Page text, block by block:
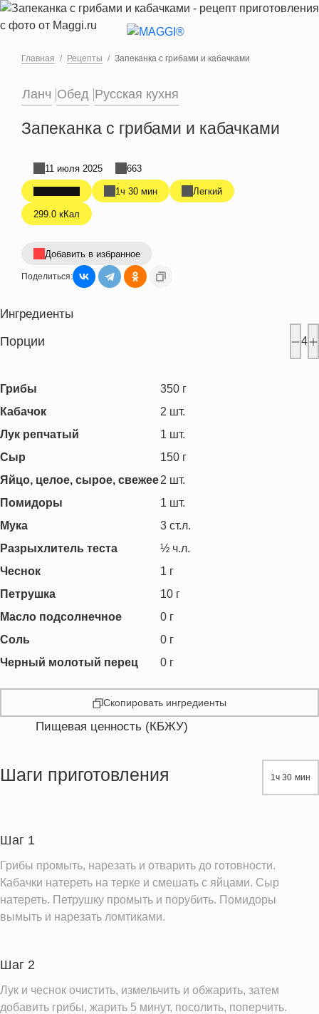
Перейти к основному содержанию
Главная Рецепты Запеканка с грибами и кабачками
Ланч Обед Русская кухня
Запеканка с грибами и кабачками
1ч 30 мин Легкий
299.0 кКал
11 июля 2025 663
Добавить в избранное
Поделиться:
Ингредиенты
Порции 4
Грибы 350 г
Кабачок
2 шт.
Лук репчатый
1 шт.
Сыр
150 г
Яйцо, целое, сырое, свежее2 шт.
Помидоры
1 шт.
Мука
3 ст.л.
Разрыхлитель теста
½ ч.л.
Чеснок
1 г
Петрушка
10 г
Масло подсолнечное
0 г
Соль
0 г
Черный молотый перец
0 г
Скопировать ингредиенты
Пищевая ценность (КБЖУ)
Жиры
Пищевые волокна
Натрий
Кальций
339.2 мг
Железо
2.5 мг
Информация для одной порции
Шаги приготовления 1ч 30 мин
Шаг 1
Грибы промыть, нарезать и отварить до готовности.
Кабачки натереть на терке и смешать с яйцами. Сыр
натереть. Петрушку промыть и порубить. Помидоры
вымыть и нарезать ломтиками.
Шаг 2
Лук и чеснок очистить, измельчить и обжарить, затем
добавить грибы, жарить 5 минут, посолить, поперчить.